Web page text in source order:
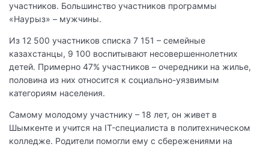
участников. Большинство участников программы
«Наурыз» – мужчины.
Из 12 500 участников списка 7 151 – семейные
казахстанцы, 9 100 воспитывают несовершеннолетних
детей. Примерно 47% участников – очередники на жилье,
половина из них относится к социально-уязвимым
категориям населения.
Самому молодому участнику – 18 лет, он живет в
Шымкенте и учится на IT-специалиста в политехническом
колледже. Родители помогли ему с сбережениями на